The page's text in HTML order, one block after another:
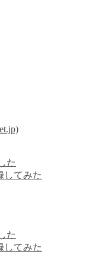
た
してみた
た
してみた